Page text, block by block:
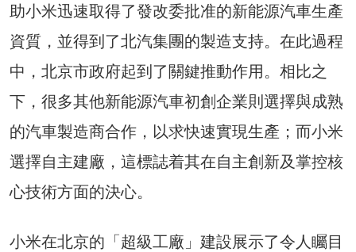
助小米迅速取得了發改委批准的新能源汽車生產
資質，並得到了北汽集團的製造支持。在此過程
中，北京市政府起到了關鍵推動作用。相比之
下，很多其他新能源汽車初創企業則選擇與成熟
的汽車製造商合作，以求快速實現生產；而小米
選擇自主建廠，這標誌着其在自主創新及掌控核
心技術方面的決心。
小米在北京的「超級工廠」建設展示了令人矚目